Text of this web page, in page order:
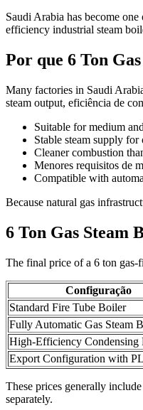
Saudi Arabia has become
efficiency industrial steam
Por que 6 Ton
Many factories in Saudi
steam output, eficiência de
Suitable for medium
Stable steam supply
Cleaner combustion
Menores requisitos de
Compatible with
Because natural gas
6 Ton Gas Steam
The final price of a 6 ton gas-
Configuração
Standard Fire Tube Boiler
Fully Automatic Gas Steam
High-Efficiency Condensing
Export Configuration with
These prices generally
separately.